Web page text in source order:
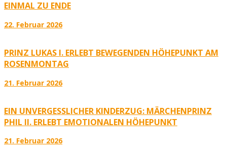
EINMAL ZU ENDE
22. Februar 2026
PRINZ LUKAS I. ERLEBT BEWEGENDEN HÖHEPUNKT AM
ROSENMONTAG
21. Februar 2026
EIN UNVERGESSLICHER KINDERZUG: MÄRCHENPRINZ
PHIL II. ERLEBT EMOTIONALEN HÖHEPUNKT
21. Februar 2026